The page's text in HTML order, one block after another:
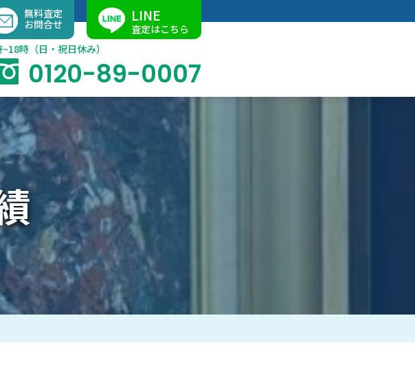
Facebook
陶磁器・陶器買取
美術品・古美術品買取
ジュエリー・ウォッチ買取
催事買取
無料査定
お問合せ
LINE
査定はこちら
時（日・祝日休み）
0120-89-0007